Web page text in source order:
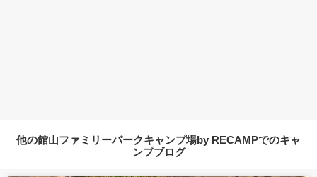
他の館山ファミリーパークキャンプ場by RECAMPでのキャ
ンプブログ